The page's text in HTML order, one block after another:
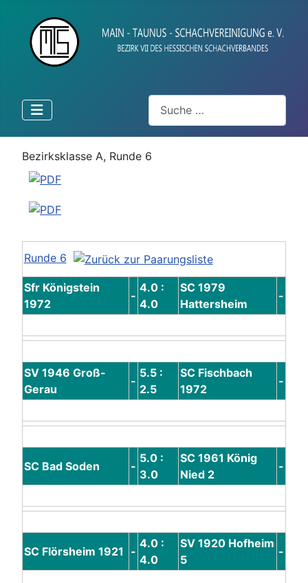
Suchen
Bezirksklasse A, Runde 6
Runde 6
Sfr Königstein
1972
-
4.0 :
4.0
SC 1979
Hattersheim
-
SV 1946 Groß-
Gerau
-
5.5 :
2.5
SC Fischbach
1972
-
SC Bad Soden -
5.0 :
3.0
SC 1961 König
Nied 2
-
SC Flörsheim 1921 -
4.0 :
4.0
SV 1920 Hofheim
5
-